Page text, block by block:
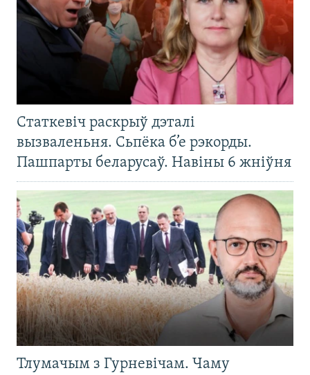
Статкевіч раскрыў дэталі
вызваленьня. Сьпёка б’е рэкорды.
Пашпарты беларусаў. Навіны 6 жніўня
Тлумачым з Гурневічам. Чаму